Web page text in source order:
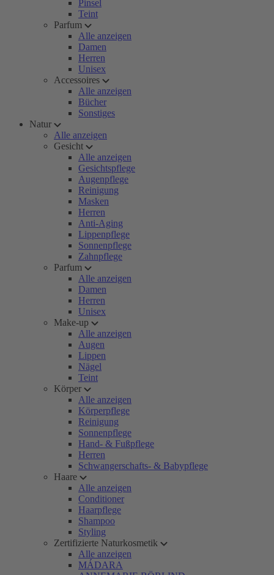
Pinsel
Teint
Parfum
Alle anzeigen
Damen
Herren
Unisex
Accessoires
Alle anzeigen
Bücher
Sonstiges
Natur
Alle anzeigen
Gesicht
Alle anzeigen
Gesichtspflege
Augenpflege
Reinigung
Masken
Herren
Anti-Aging
Lippenpflege
Sonnenpflege
Zahnpflege
Parfum
Alle anzeigen
Damen
Herren
Unisex
Make-up
Alle anzeigen
Augen
Lippen
Nägel
Teint
Körper
Alle anzeigen
Körperpflege
Reinigung
Sonnenpflege
Hand- & Fußpflege
Herren
Schwangerschafts- & Babypflege
Haare
Alle anzeigen
Conditioner
Haarpflege
Shampoo
Styling
Zertifizierte Naturkosmetik
Alle anzeigen
MÁDARA